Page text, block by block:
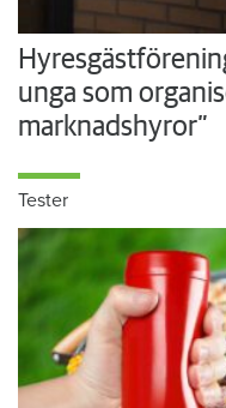
unga som
marknadshyror”
Tester